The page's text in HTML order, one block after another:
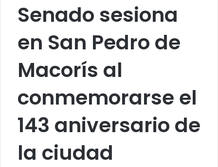
Senado sesiona
en San Pedro de
Macorís al
conmemorarse el
143 aniversario de
la ciudad